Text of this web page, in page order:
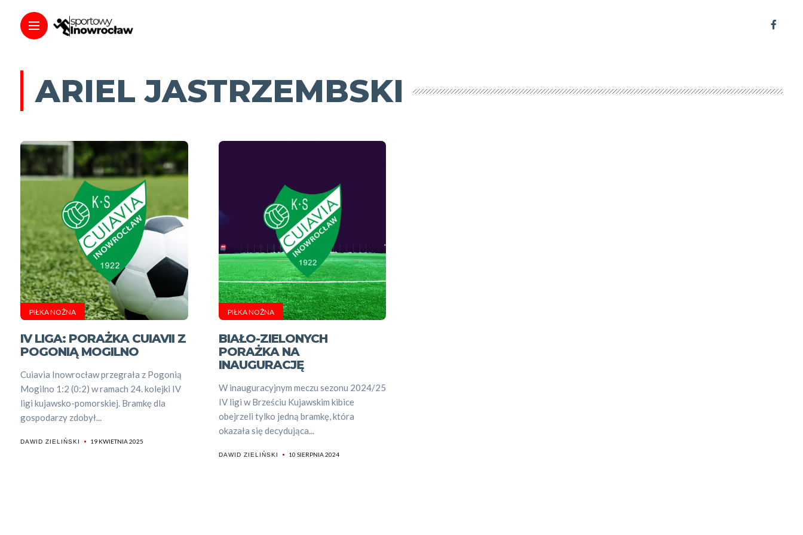
ARIEL JASTRZEMBSKI
PIŁKA NOŻNA
IV LIGA: PORAŻKA CUIAVII Z
POGONIĄ MOGILNO
Cuiavia Inowrocław przegrała z Pogonią
Mogilno 1:2 (0:2) w ramach 24. kolejki IV
ligi kujawsko-pomorskiej. Bramkę dla
gospodarzy zdobył...
DAWID ZIELIŃSKI 19 KWIETNIA 2025
PIŁKA NOŻNA
BIAŁO-ZIELONYCH
PORAŻKA NA
INAUGURACJĘ
W inauguracyjnym meczu sezonu 2024/25
IV ligi w Brześciu Kujawskim kibice
obejrzeli tylko jedną bramkę, która
okazała się decydująca...
DAWID ZIELIŃSKI 10 SIERPNIA 2024